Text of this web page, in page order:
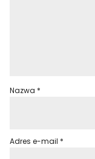
Nazwa *
Adres e-mail *